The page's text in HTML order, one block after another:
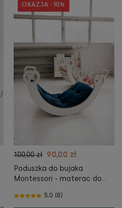
100,00 zł 90,00 zł
Poduszka do bujaka
Montessori - materac do
GRANATOWY
5.0 (8)
OKAZJA -10%